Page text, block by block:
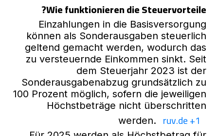
Wie funktionieren die Steuervorteile?
Einzahlungen in die Basisversorgung
können als Sonderausgaben steuerlich
geltend gemacht werden, wodurch das
zu versteuernde Einkommen sinkt. Seit
dem Steuerjahr 2023 ist der
Sonderausgabenabzug grundsätzlich zu
100 Prozent möglich, sofern die jeweiligen
Höchstbeträge nicht überschritten
werden.
ruv.de+1